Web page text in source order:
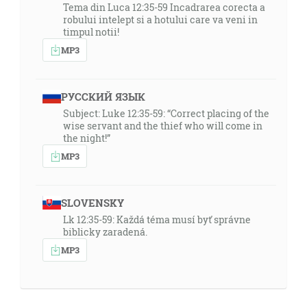
Tema din Luca 12:35-59 Incadrarea corecta a
robului intelept si a hotului care va veni in
timpul notii!
MP3
РУССКИЙ ЯЗЫК
Subject: Luke 12:35-59: “Correct placing of the
wise servant and the thief who will come in
the night!”
MP3
SLOVENSKY
Lk 12:35-59: Každá téma musí byť správne
biblicky zaradená.
MP3